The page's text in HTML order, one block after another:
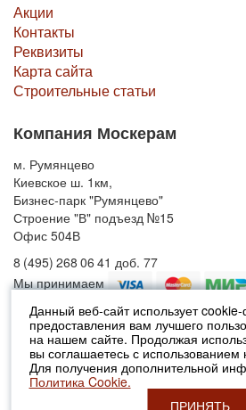
Данный веб-сайт использует
предоставления вам лучшего
на нашем сайте. Продолжая
вы соглашаетесь с
Для получения дополнительной
Политика Cookie.
ПРИНЯТЬ
Акции
Контакты
Реквизиты
Карта сайта
Строительные статьи
Компания Москерам
м. Румянцево
Киевское ш. 1км,
Бизнес-парк "Румянцево"
Строение "В" подъезд №15
Офис 504В
8 (495) 268 06 41 доб. 77
Мы принимаем
© 2010-2026 Москерам
Указанные на сайте цены не являются
РФ).
Стоимость и наличие товара просьба